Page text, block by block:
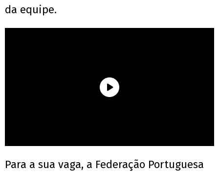
da equipe.
Para a sua vaga, a Federação Portuguesa